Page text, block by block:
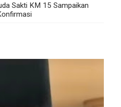
Sakti KM 15 Sampaikan